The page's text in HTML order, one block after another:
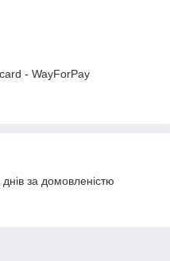
- WayForPay
за домовленістю